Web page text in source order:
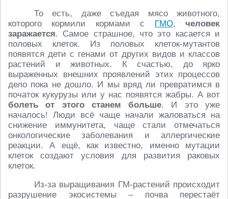
То есть, даже съедая мясо животного,
которого кормили кормами с ГМО,человек
заражается. Самое страшное, что это касается и
половых клеток. Из половых клеток-мутантов
появятся дети с генами от других видов и классов
растений и животных. К счастью, до ярко
выраженных внешних проявлений этих процессов
дело пока не дошло. И мы вряд ли превратимся в
початок кукурузы или у нас появятся жабры. А вот
болеть от этого станем больше. И это уже
началось! Люди всё чаще начали жаловаться на
снижение иммунитета, чаще стали отмечаться
онкологические заболевания и аллергические
реакции. А ещё, как известно, именно мутации
клеток создают условия для развития раковых
клеток.
Из-за выращивания ГМ-растений происходит
разрушение экосистемы – почва перестаёт